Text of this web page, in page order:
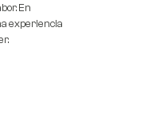
En
experiencia